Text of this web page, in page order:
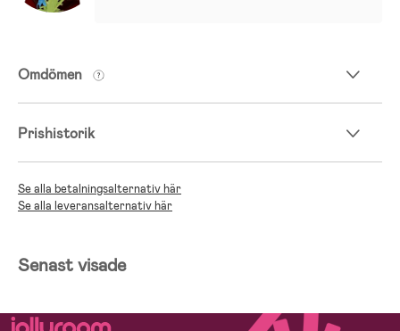
Omdömen
Prishistorik
Se alla betalningsalternativ här
Se alla leveransalternativ här
Senast visade